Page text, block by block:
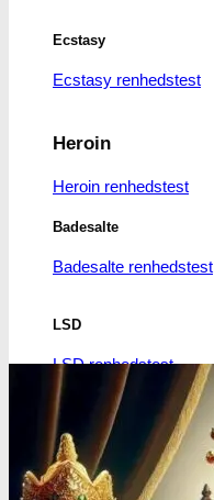
Ecstasy
Ecstasy renhedstest
Heroin
Heroin renhedstest
Badesalte
Badesalte renhedstest
LSD
LSD renhedstest
Benzodiazepiner
Benzoer renhedstest